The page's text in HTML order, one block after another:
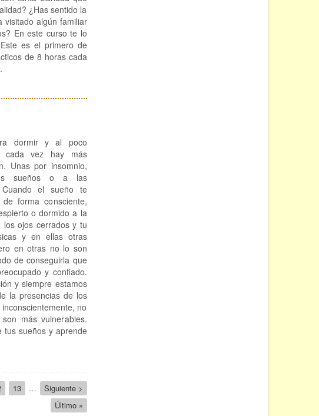
¿Has sentido la
visitado algún familiar
En este curso te lo
es el primero de
de 8 horas cada
dormir y al poco
cada vez hay más
Unas por insomnio,
sueños o a las
el sueño te
forma consciente,
o dormido a la
ojos cerrados y tu
y en ellas otras
en otras no lo son
de conseguirla que
y confiado.
y siempre estamos
la presencias de los
no
más vulnerables.
tus sueños y aprende
Page
13 …
Siguiente
página
Siguiente >
Última
Último »